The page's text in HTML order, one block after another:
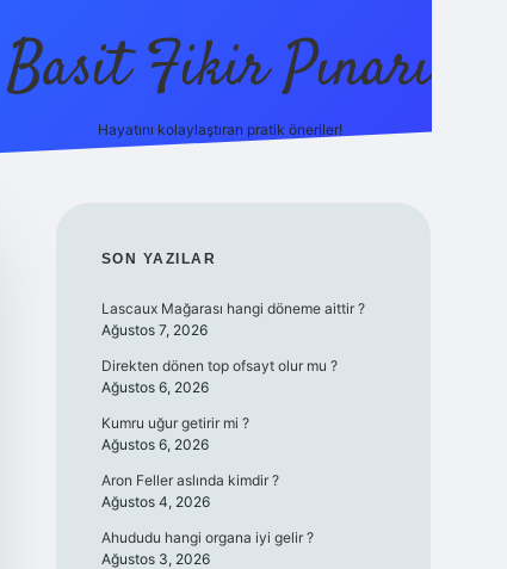
Basit Fikir Pınarı
Hayatını kolaylaştıran pratik öneriler!
SIDEBAR
SON YAZILAR
Lascaux Mağarası hangi döneme aittir ?
Ağustos 7, 2026
Direkten dönen top ofsayt olur mu ?
Ağustos 6, 2026
Kumru uğur getirir mi ?
Ağustos 6, 2026
Aron Feller aslında kimdir ?
Ağustos 4, 2026
Ahududu hangi organa iyi gelir ?
Ağustos 3, 2026